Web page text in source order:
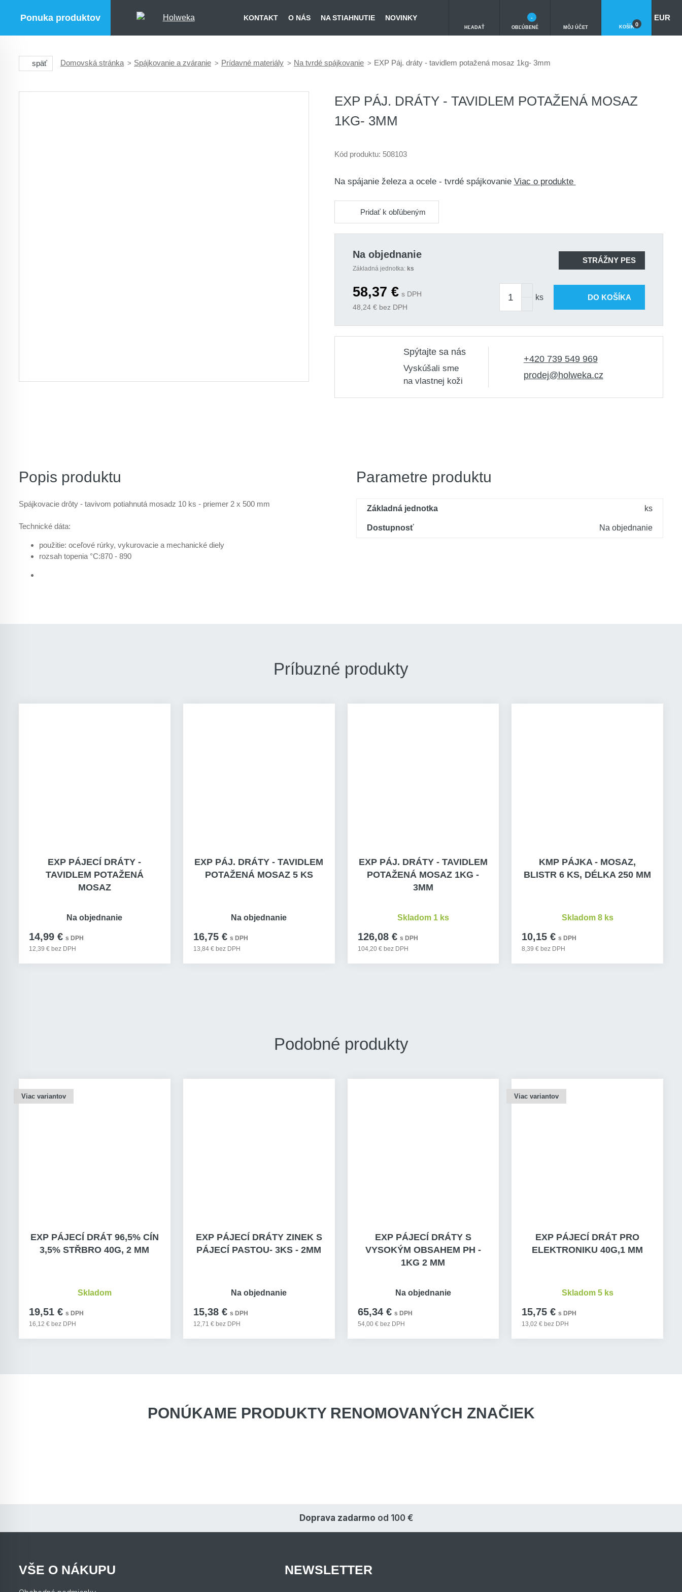
Ponuka produktov KONTAKT O NÁS NA STIAHNUTIE NOVINKY
HĽADAŤ OBĽÚBENÉ
-
MÔJ ÚČET KOŠÍK 0
EUR
späť Domovská stránka Spájkovanie a zváranie Prídavné materiály Na tvrdé spájkovanie EXP Páj. dráty - tavidlem potažená mosaz 1kg- 3mm
EXP PÁJ. DRÁTY - TAVIDLEM POTAŽENÁ MOSAZ
1KG- 3MM
Kód produktu: 508103
Na spájanie železa a ocele - tvrdé spájkovanie Viac o produkte
Pridať k obľúbeným
Na objednanie
Základná jednotka: ks
STRÁŽNY PES
58,37 € s DPH
48,24€ bez DPH
ks DO KOŠÍKA
Spýtajte sa nás
Vyskúšali sme
na vlastnej koži
+420 739 549 969
prodej@holweka.cz
Popis produktu
Spájkovacie drôty - tavivom potiahnutá mosadz 10 ks - priemer 2 x 500 mm
Technické dáta:
použitie: oceľové rúrky, vykurovacie a mechanické diely
rozsah topenia °C:870 - 890
Parametre produktu
Základná jednotka ks
Dostupnosť Na objednanie
Príbuzné produkty
EXP PÁJECÍ DRÁTY -
TAVIDLEM POTAŽENÁ
MOSAZ
14,99 € s DPH
12,39 € bez DPH
Na objednanie
EXP PÁJ. DRÁTY - TAVIDLEM
POTAŽENÁ MOSAZ 5 KS
16,75 € s DPH
13,84 € bez DPH
Na objednanie
EXP PÁJ. DRÁTY - TAVIDLEM
POTAŽENÁ MOSAZ 1KG -
3MM
126,08 € s DPH
104,20 € bez DPH
Skladom 1 ks
KMP PÁJKA - MOSAZ,
BLISTR 6 KS, DÉLKA 250 MM
10,15 € s DPH
8,39 € bez DPH
Skladom 8 ks
Podobné produkty
Viac variantov
EXP PÁJECÍ DRÁT 96,5% CÍN
3,5% STŘBRO 40G, 2 MM
19,51 € s DPH
16,12 € bez DPH
Skladom
EXP PÁJECÍ DRÁTY ZINEK S
PÁJECÍ PASTOU- 3KS - 2MM
15,38 € s DPH
12,71 € bez DPH
Na objednanie
EXP PÁJECÍ DRÁTY S
VYSOKÝM OBSAHEM PH -
1KG 2 MM
65,34 € s DPH
54,00 € bez DPH
Na objednanie
Viac variantov
EXP PÁJECÍ DRÁT PRO
ELEKTRONIKU 40G,1 MM
15,75 € s DPH
13,02 € bez DPH
Skladom 5 ks
PONÚKAME PRODUKTY RENOMOVANÝCH ZNAČIEK
Doprava zadarmo od 100 €
VŠE O NÁKUPU NEWSLETTER